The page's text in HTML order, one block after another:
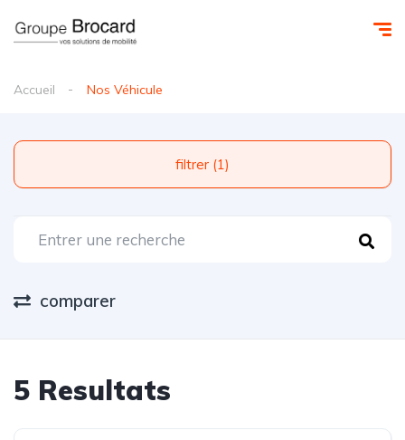
Accueil Nos Véhicule
filtrer (1)
comparer
5 Resultats